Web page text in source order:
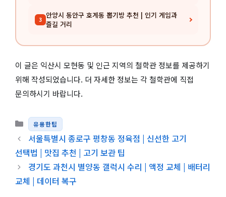
3 안양시 동안구 호계동 뽑기방 추천 | 인기 게임과
즐길 거리
이 글은 익산시 모현동 및 인근 지역의 철학관 정보를 제공하기
위해 작성되었습니다. 더 자세한 정보는 각 철학관에 직접
문의하시기 바랍니다.
카테고리
유용한팁
서울특별시 종로구 평창동 정육점 | 신선한 고기
선택법 | 맛집 추천 | 고기 보관 팁
경기도 과천시 별양동 갤럭시 수리 | 액정 교체 | 배터리
교체 | 데이터 복구